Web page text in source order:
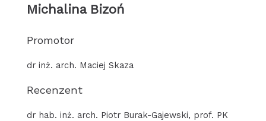
Michalina Bizoń
Promotor
dr inż. arch. Maciej Skaza
Recenzent
dr hab. inż. arch. Piotr Burak-Gajewski, prof. PK